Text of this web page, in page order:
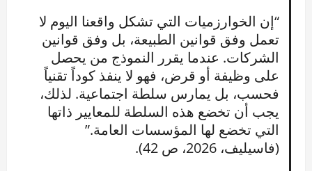
“إن الخوارزميات التي تشكل واقعنا اليوم لا
تعمل وفق قوانين الطبيعة، بل وفق قوانين
الشركات. عندما يقرر النموذج من يحصل
على وظيفة أو قرض، فهو لا ينفذ كوداً تقنياً
فحسب، بل يمارس سلطة اجتماعية. لذلك،
يجب أن تخضع هذه السلطة للمعايير ذاتها
التي تخضع لها المؤسسات العامة.”
(فاسيليف، 2026، ص 42).